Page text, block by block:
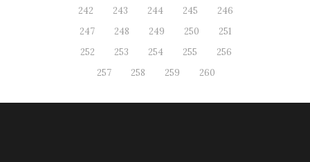
242
243 244 245
246
247
248 249 250
251
252
253 254 255
256
257
258 259 260